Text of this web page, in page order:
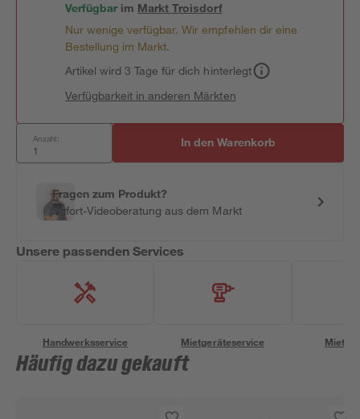
Verfügbar im MarktTroisdorf
Nur wenige verfügbar. Wir empfehlen dir eine
Bestellung im Markt.
Artikel wird 3 Tage für dich hinterlegt
Verfügbarkeit in anderen Märkten
Anzahl: In den Warenkorb
Fragen zum Produkt?
Sofort-Videoberatung aus dem Markt
Unsere passenden Services
Handwerksservice Mietgeräteservice
Häufig dazu gekauft